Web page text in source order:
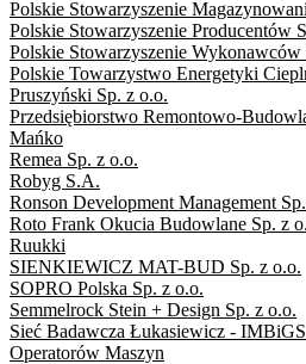
Polskie Stowarzyszenie
Polskie Stowarzyszenie Producentów
Polskie Stowarzyszenie
Polskie Towarzystwo Energetyki
Pruszyński Sp. z o.o.
Przedsiębiorstwo Remontowo-
Mańko
Remea Sp. z o.o.
Robyg S.A.
Ronson Development Management
Roto Frank Okucia Budowlane Sp. z
Ruukki
SIENKIEWICZ MAT-BUD Sp. z o.o.
SOPRO Polska Sp. z o.o.
Semmelrock Stein + Design Sp. z o.o.
Sieć Badawcza Łukasiewicz -
Operatorów Maszyn